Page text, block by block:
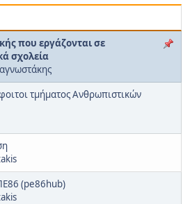
που εργάζονται σε
σχολεία
τμήματος Ανθρωπιστικών
(pe86hub)